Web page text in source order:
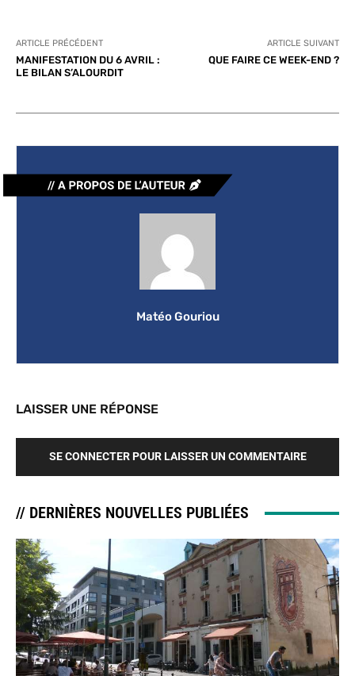
ARTICLE PRÉCÉDENT
MANIFESTATION DU 6 AVRIL :
LE BILAN S’ALOURDIT
ARTICLE SUIVANT
QUE FAIRE CE WEEK-END ?
Matéo Gouriou
LAISSER UNE RÉPONSE
SE CONNECTER POUR LAISSER UN COMMENTAIRE
// DERNIÈRES NOUVELLES PUBLIÉES